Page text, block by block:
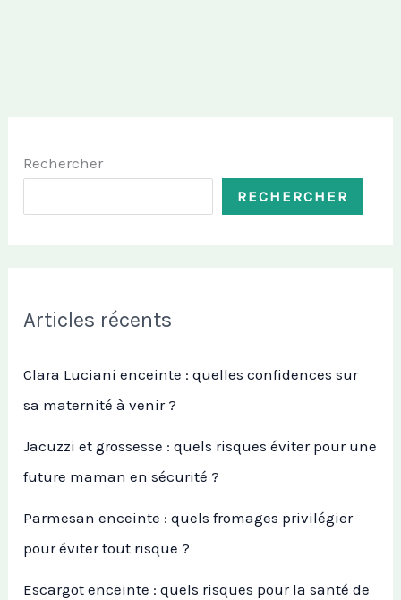
Rechercher
RECHERCHER
Articles récents
Clara Luciani enceinte : quelles confidences sur
sa maternité à venir ?
Jacuzzi et grossesse : quels risques éviter pour une
future maman en sécurité ?
Parmesan enceinte : quels fromages privilégier
pour éviter tout risque ?
Escargot enceinte : quels risques pour la santé de